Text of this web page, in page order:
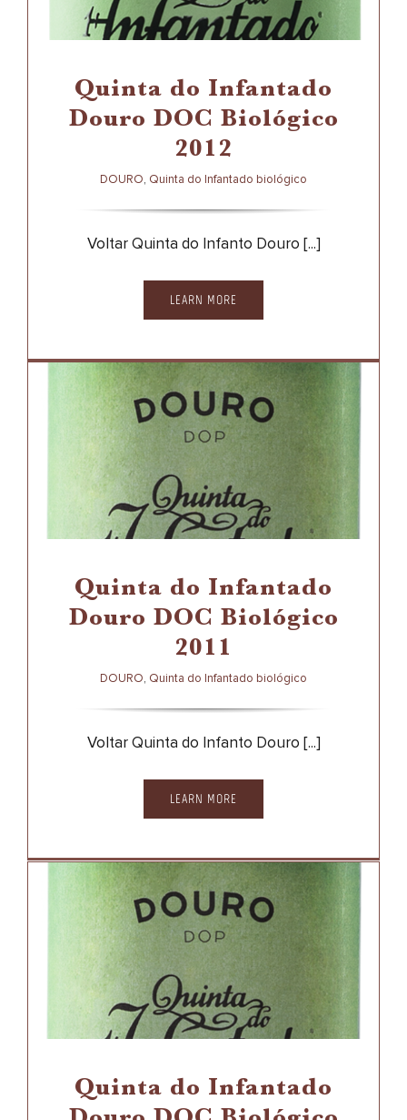
DOURO QUINTA DO INFANTADO BIOLÓGICO
Quinta do Infantado
Douro DOC Biológico
2012
DOURO, Quinta do Infantado biológico
Voltar Quinta do Infanto Douro [...]
LEARN MORE
Quinta do Infantado
Douro DOC Biológico
2011
DOURO QUINTA DO INFANTADO BIOLÓGICO
Quinta do Infantado
Douro DOC Biológico
2011
DOURO, Quinta do Infantado biológico
Voltar Quinta do Infanto Douro [...]
LEARN MORE
Quinta do Infantado
Douro DOC Biológico
2010
DOURO QUINTA DO INFANTADO BIOLÓGICO
Quinta do Infantado